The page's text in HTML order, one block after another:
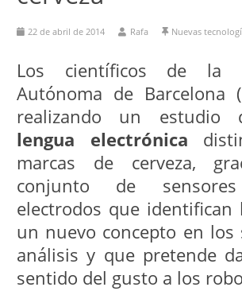
22 de abril de 2014 Rafa Nuevas
Los científicos de la
Autónoma de Barcelona
realizando un estudio
lengua electrónica
marcas de cerveza,
conjunto de
electrodos que identifican
un nuevo concepto en los
análisis y que pretende
sentido del gusto a los